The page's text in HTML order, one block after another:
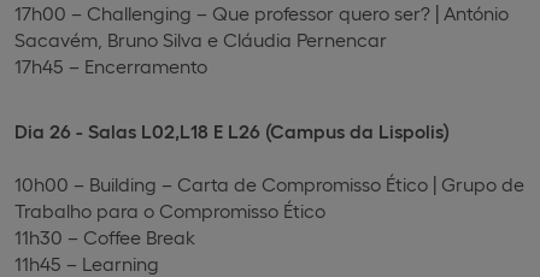
17h00 – Challenging – Que professor quero ser? | António
Sacavém, Bruno Silva e Cláudia Pernencar
17h45 – Encerramento
Dia 26 - Salas L02,L18 E L26 (Campus da Lispolis)
10h00 – Building – Carta de Compromisso Ético | Grupo de
Trabalho para o Compromisso Ético
11h30 – Coffee Break
11h45 – Learning